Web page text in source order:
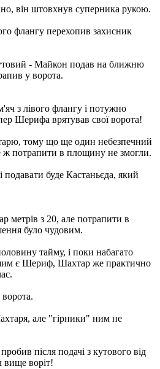
він штовхнув суперника рукою.
флангу перехопив захисник
- Майкон подав на ближню
у ворота.
з лівого флангу і потужно
Шерифа врятував свої ворота!
тому що ще один небезпечний
потрапити в площину не змогли.
буде Кастаньєда, який
метрів з 20, але потрапити в
було чудовим.
тайму, і поки набагато
є Шериф, Шахтар же практично
але "гірники" ним не
після подачі з кутового від
вище воріт!